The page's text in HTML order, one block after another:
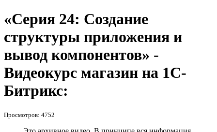
«Серия 24: Создание
структуры приложения и
вывод компонентов» -
Видеокурс магазин на 1С-
Битрикс:
Просмотров: 4752